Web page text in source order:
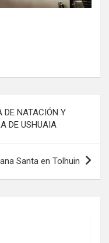
DE NATACIÓN Y
DE USHUAIA
Santa en Tolhuin